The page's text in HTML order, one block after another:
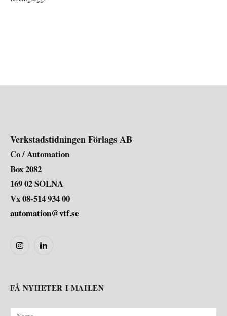
Verkstadstidningen Förlags AB
Co / Automation
Box 2082
169 02 SOLNA
Vx 08-514 934 00
automation@vtf.se
InstagramLinkedIn
FÅ NYHETER I MAILEN